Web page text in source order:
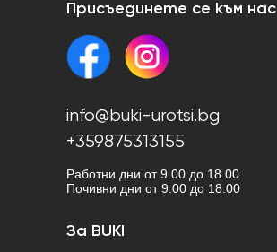
Присъединете се към нас
info@buki-urotsi.bg
+359875313155
Работни дни от 9.00 до 18.00
Почивни дни от 9.00 до 18.00
За BUKI